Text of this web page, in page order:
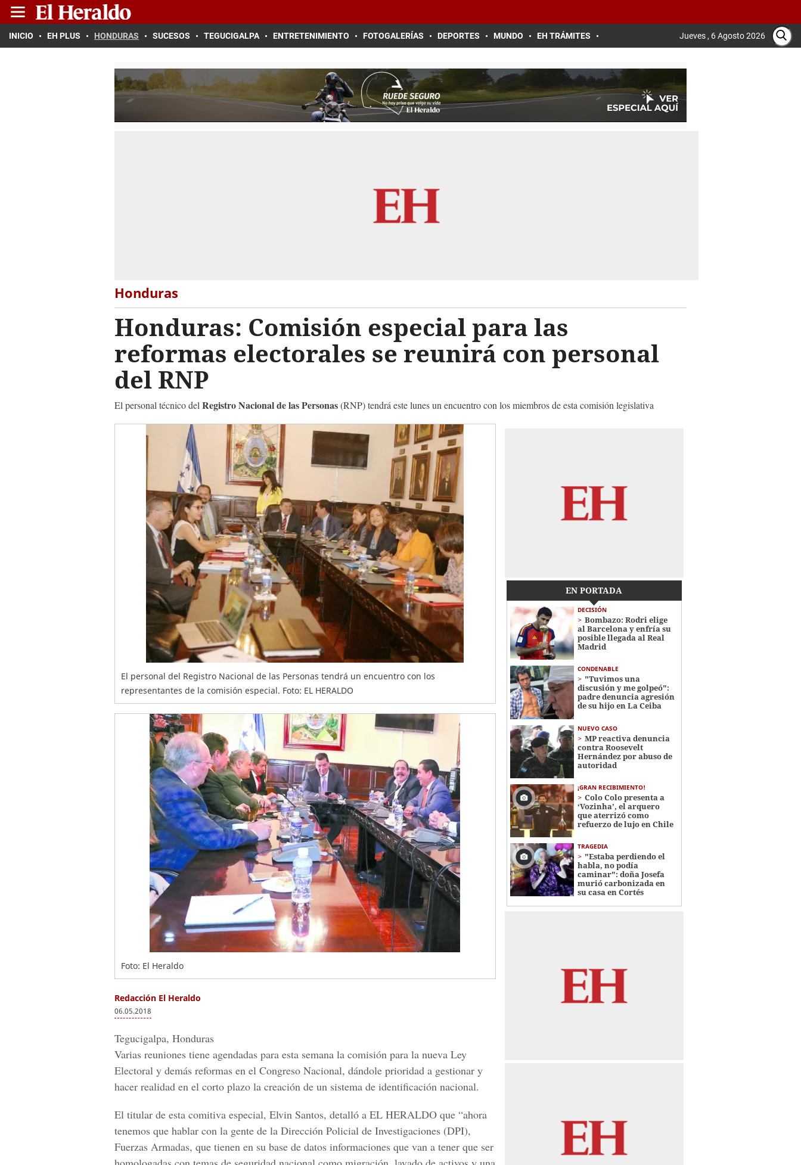
INICIO EH PLUS HONDURAS SUCESOS TEGUCIGALPA ENTRETENIMIENTO FOTOGALERÍAS DEPORTES MUNDO EH TRÁMITES Jueves , 6 Agosto 2026
Honduras
Honduras: Comisión especial para las
reformas electorales se reunirá con personal
del RNP
El personal técnico del Registro Nacional de las Personas(RNP) tendrá este lunes un encuentro con los miembros de esta comisión legislativa
El personal del Registro Nacional de las Personas tendrá un encuentro con los
representantes de la comisión especial. Foto: EL HERALDO
Foto: El Heraldo
Redacción El Heraldo
06.05.2018
Tegucigalpa, Honduras
Varias reuniones tiene agendadas para esta semana la comisión para la nueva Ley
Electoral y demás reformas en el Congreso Nacional, dándole prioridad a gestionar y
hacer realidad en el corto plazo la creación de un sistema de identificación nacional.
El titular de esta comitiva especial, Elvin Santos, detalló a EL HERALDO que “ahora
tenemos que hablar con la gente de la Dirección Policial de Investigaciones (DPI),
Fuerzas Armadas, que tienen en su base de datos informaciones que van a tener que ser
EN PORTADA
DECISIÓN
Bombazo: Rodri elige
al Barcelona y enfría su
posible llegada al Real
Madrid
CONDENABLE
"Tuvimos una
discusión y me golpeó":
padre denuncia agresión
de su hijo en La Ceiba
NUEVO CASO
MP reactiva denuncia
contra Roosevelt
Hernández por abuso de
autoridad
¡GRAN RECIBIMIENTO!
Colo Colo presenta a
‘Vozinha’, el arquero
que aterrizó como
refuerzo de lujo en Chile
TRAGEDIA
"Estaba perdiendo el
habla, no podía
caminar": doña Josefa
murió carbonizada en
su casa en Cortés